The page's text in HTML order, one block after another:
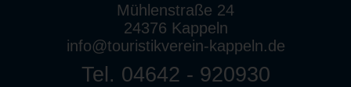
Mühlenstraße 24
24376 Kappeln
info@touristikverein-kappeln.de
Tel. 04642 - 920930